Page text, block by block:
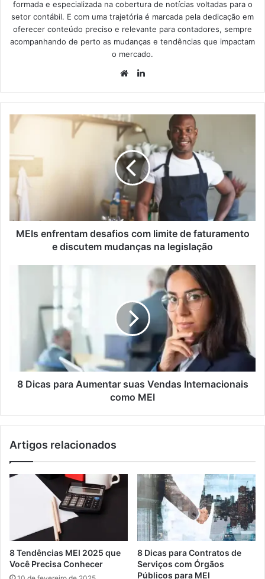
formada e especializada na cobertura de notícias voltadas para o
setor contábil. E com uma trajetória é marcada pela dedicação em
oferecer conteúdo preciso e relevante para contadores, sempre
acompanhando de perto as mudanças e tendências que impactam
o mercado.
MEIs enfrentam desafios com limite de faturamento
e discutem mudanças na legislação
8 Dicas para Aumentar suas Vendas Internacionais
como MEI
Artigos relacionados
8 Tendências MEI 2025 que
Você Precisa Conhecer
8 Dicas para Contratos de
Serviços com Órgãos
Públicos para MEI